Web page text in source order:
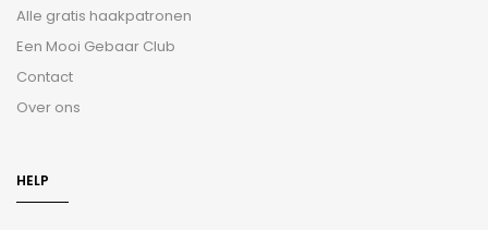
Alle gratis haakpatronen
Een Mooi Gebaar Club
Contact
Over ons
HELP